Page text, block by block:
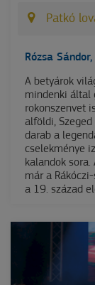
Patkó
Rózsa
A betyárok
mindenki által
rokonszenvet
alföldi, Szeged
darab a
cselekménye
kalandok
már a
a 19. század